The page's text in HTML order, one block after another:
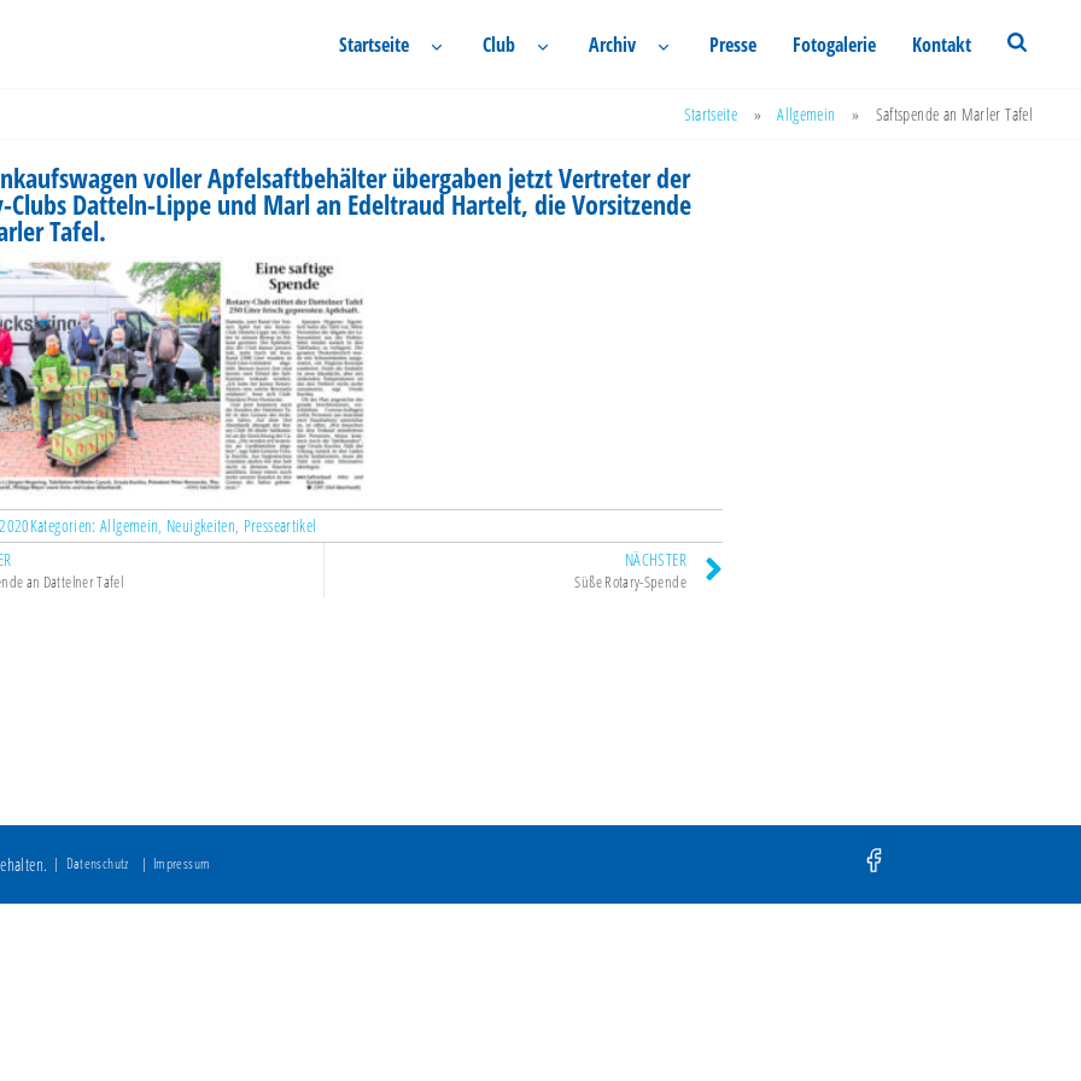
Startseite Club Archiv Presse Fotogalerie Kontakt
Startseite » Allgemein » Saftspende an Marler Tafel
voller Apfelsaftbehälter übergaben jetzt Vertreter der
Clubs Datteln-Lippe und Marl an Edeltraud Hartelt, die Vorsitzende
Tafel.
Kategorien: Allgemein, Neuigkeiten, Presseartikel
an Dattelner Tafel
NÄCHSTER
Süße Rotary-Spende
Datenschutz Impressum